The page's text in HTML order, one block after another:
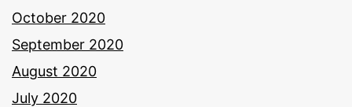
October 2020
September 2020
August 2020
July 2020